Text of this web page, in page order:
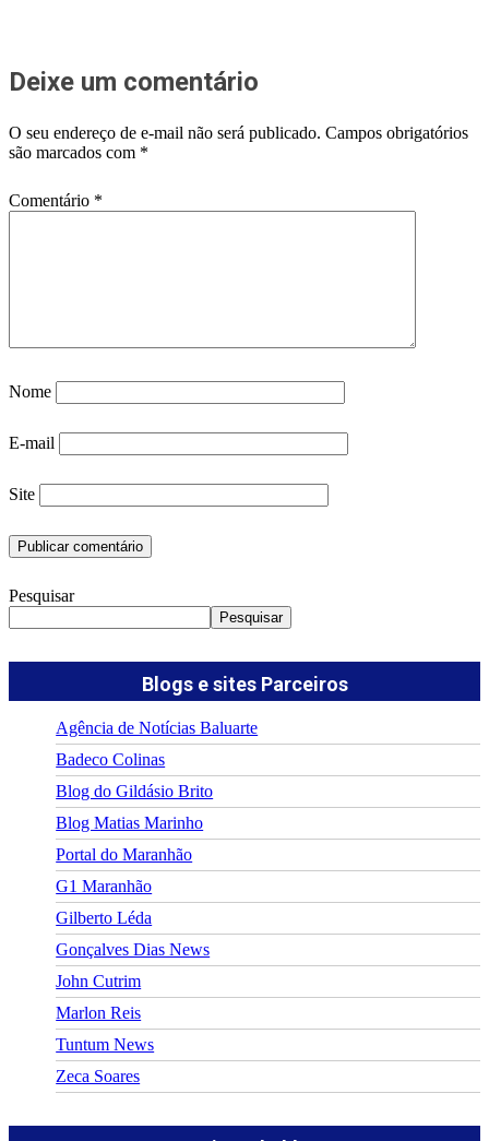
Deixe um comentário
O seu endereço de e-mail não será publicado. Campos obrigatórios
são marcados com *
Comentário *
Nome
E-mail
Site
Pesquisar
Pesquisar
Blogs e sites Parceiros
Agência de Notícias Baluarte
Badeco Colinas
Blog do Gildásio Brito
Blog Matias Marinho
Portal do Maranhão
G1 Maranhão
Gilberto Léda
Gonçalves Dias News
John Cutrim
Marlon Reis
Tuntum News
Zeca Soares